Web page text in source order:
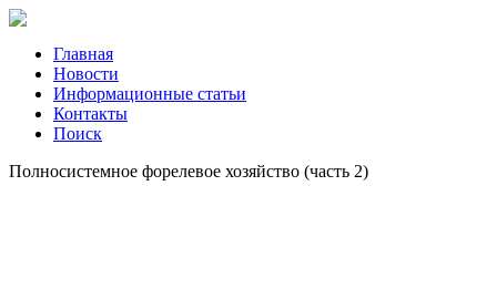
Главная
Новости
Информационные статьи
Контакты
Поиск
Полносистемное форелевое хозяйство (часть 2)